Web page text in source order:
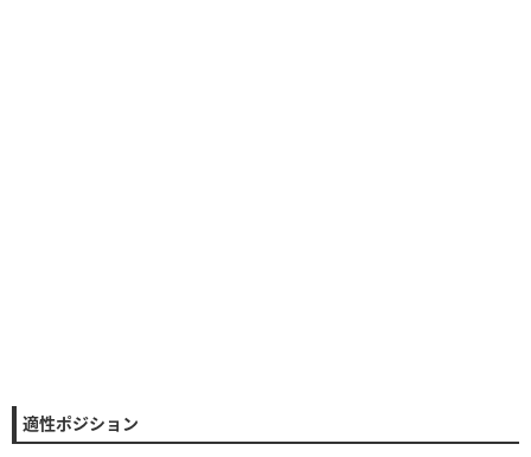
適性ポジション